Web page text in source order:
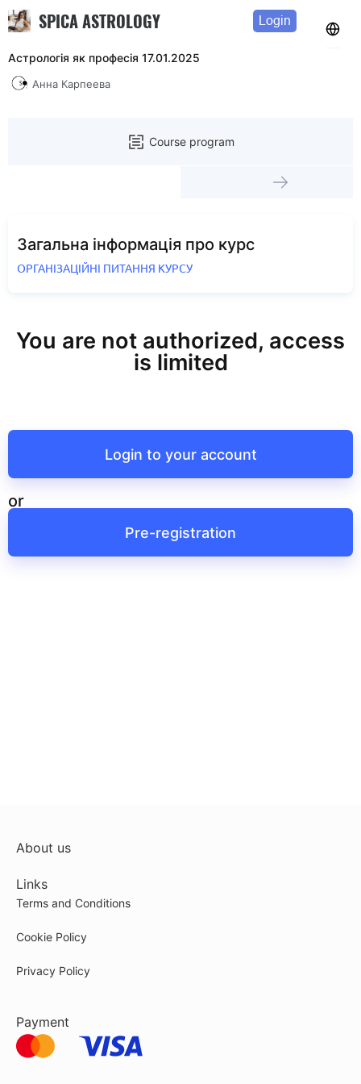
SPICA ASTROLOGY Login
Астрологія як професія 17.01.2025
Анна Карпеева
Course program
Загальна інформація про курс
ОРГАНІЗАЦІЙНІ ПИТАННЯ КУРСУ
You are not authorized, access
is limited
Login to your account
or
Pre-registration
About us
Links
Terms and Conditions
Cookie Policy
Privacy Policy
Payment